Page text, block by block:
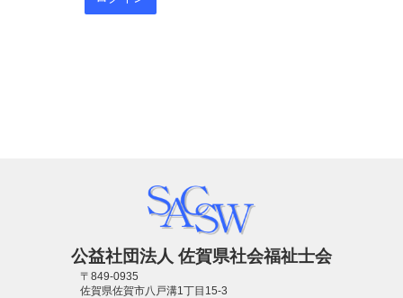
公益社団法人 佐賀県社会福祉士会
〒849-0935
佐賀県佐賀市八戸溝1丁目15-3